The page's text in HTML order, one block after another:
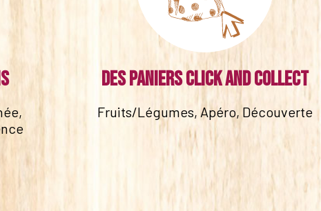
Des paniers click and collect
Fruits/Légumes, Apéro, Découverte